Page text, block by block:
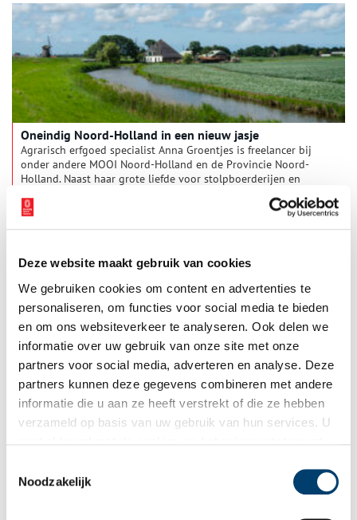
Deze website maakt gebruik van cookies
We gebruiken cookies om content en advertenties te
personaliseren, om functies voor social media te bieden
en om ons websiteverkeer te analyseren. Ook delen we
informatie over uw gebruik van onze site met onze
partners voor social media, adverteren en analyse. Deze
partners kunnen deze gegevens combineren met andere
informatie die u aan ze heeft verstrekt of die ze hebben
verzameld op basis van uw gebruik van hun services. U
Noodzakelijk
prijs.
Oneindig Noord-Holland in een nieuw jasje
Agrarisch erfgoed specialist Anna Groentjes is freelancer bij
onder andere MOOI Noord-Holland en de Provincie Noord-
Holland. Naast haar grote liefde voor stolpboerderijen en
landschap. Als landschapsfotograaf is Anna regelmatig met
haar camera te vinden in de polder. Oneindig Noord-Holland
over het Noord-Hollandse landschap en haar werk.
Noord-Hollandse stolpboerderijen op de kaart gezet
Ruim 4800 stolpboerderijen tot het bouwjaar 1965 zijn nu te
vinden op een digitale kaart. De Stolpenwaarderingskaart is op
19 april gepresenteerd tijdens de Landschapstalk in Twisk.